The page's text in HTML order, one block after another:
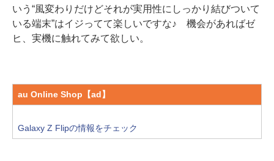
いう“風変わりだけどそれが実用性にしっかり結びついて
いる端末”はイジってて楽しいですな♪ 機会があればゼ
ヒ、実機に触れてみて欲しい。
au Online Shop【ad】
Galaxy Z Flipの情報をチェック